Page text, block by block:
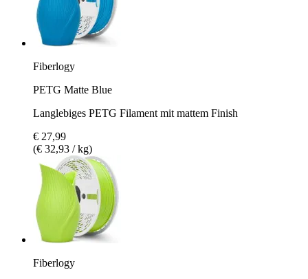
Fiberlogy
PETG Matte Blue
Langlebiges PETG Filament mit mattem Finish
€ 27,99
(€ 32,93 / kg)
Fiberlogy